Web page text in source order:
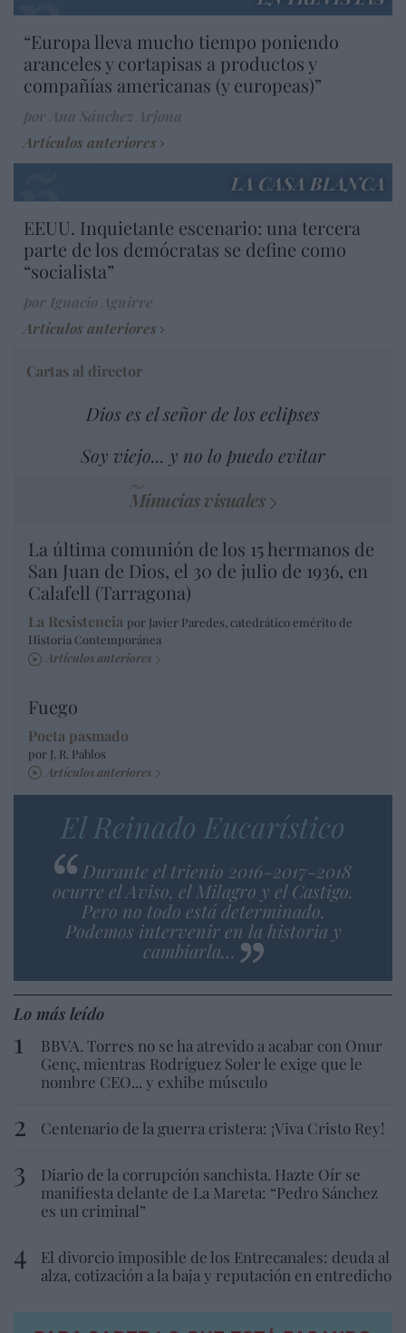
“Europa lleva mucho tiempo poniendo
aranceles y cortapisas a productos y
compañías americanas (y europeas)”
Artículos anteriores
LA CASA BLANCA
EEUU. Inquietante escenario: una tercera
parte de los demócratas se define como
“socialista”
Artículos anteriores
Cartas al director
Dios es el señor de los eclipses
Soy viejo... y no lo puedo evitar
Minucias visuales
La última comunión de los 15 hermanos de
San Juan de Dios, el 30 de julio de 1936, en
Calafell (Tarragona)
La Resistencia por Javier Paredes, catedrático emérito de
Historia Contemporánea
Artículos anteriores
Fuego
Poeta pasmado
por J. R. Pablos
Artículos anteriores
El Reinado Eucarístico
Durante el trienio 2016-2017-2018
ocurre el Aviso, el Milagro y el Castigo.
Pero no todo está determinado.
Podemos intervenir en la historia y
cambiarla…
Lo más leído
BBVA. Torres no se ha atrevido a acabar con Onur
Genç, mientras Rodríguez Soler le exige que le
nombre CEO... y exhibe músculo
Centenario de la guerra cristera: ¡Viva Cristo Rey!
Diario de la corrupción sanchista. Hazte Oír se
manifiesta delante de La Mareta: “Pedro Sánchez
es un criminal”
El divorcio imposible de los Entrecanales: deuda al
alza, cotización a la baja y reputación en entredicho